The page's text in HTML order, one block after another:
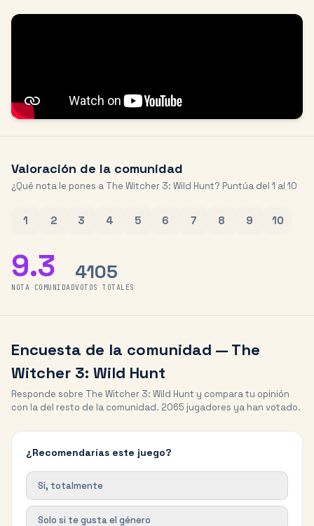
Valoración de la comunidad
¿Qué nota le pones a The Witcher 3: Wild Hunt? Puntúa del 1 al 10
1 2 3 4 5 6 7 8 9 10
9.3
NOTA COMUNIDAD
4105
VOTOS TOTALES
Encuesta de la comunidad — The
Witcher 3: Wild Hunt
Responde sobre The Witcher 3: Wild Hunt y compara tu opinión
con la del resto de la comunidad. 2065 jugadores ya han votado.
¿Recomendarías este juego?
Sí, totalmente
Solo si te gusta el género